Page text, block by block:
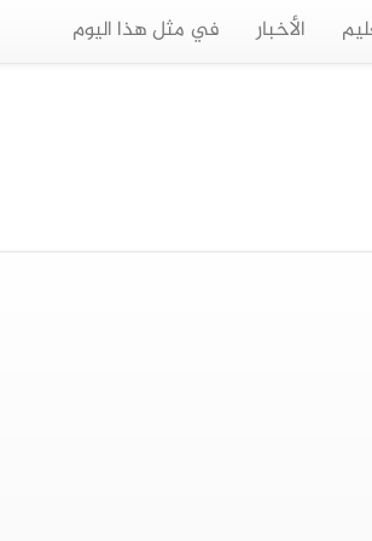
الأخبار في مثل هذا اليوم